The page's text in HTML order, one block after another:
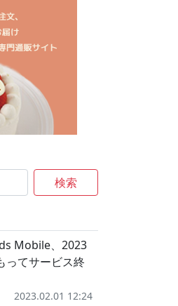
検索
Mobile、2023
ってサービス終
2023.02.01 12:24